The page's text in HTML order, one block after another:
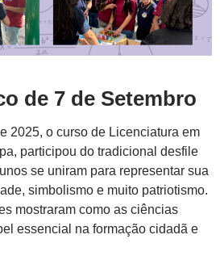
de 7 de Setembro
2025, o curso de Licenciatura em
participou do tradicional desfile
se uniram para representar sua
simbolismo e muito patriotismo.
mostraram como as ciências
essencial na formação cidadã e